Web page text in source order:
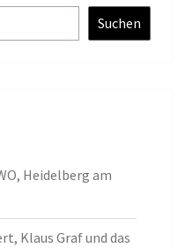
Suchen
Heidelberg am
Klaus Graf und das